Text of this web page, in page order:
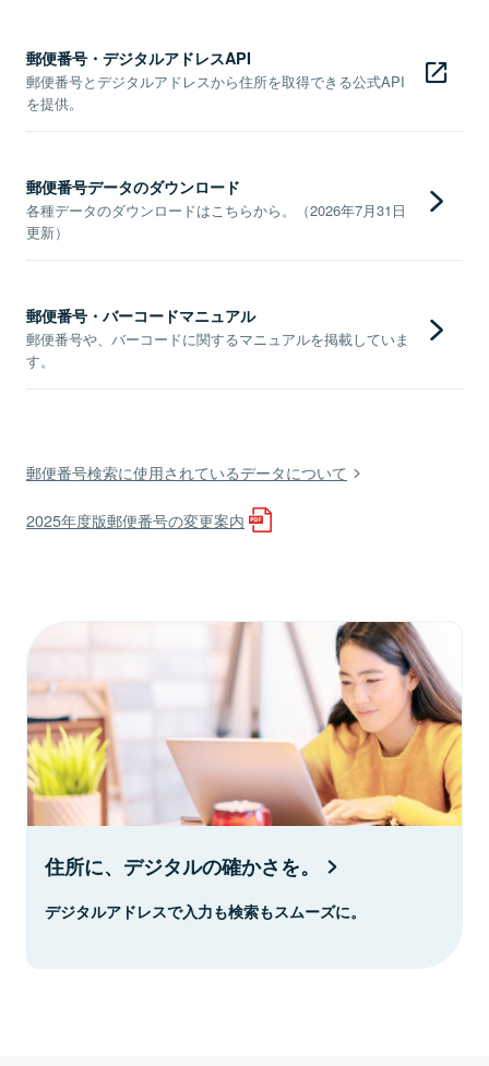
郵便番号・デジタルアドレスAPI
郵便番号とデジタルアドレスから住所を取得できる公式API
を提供。
郵便番号データのダウンロード
各種データのダウンロードはこちらから。（2026年7月31日
更新）
郵便番号・バーコードマニュアル
郵便番号や、バーコードに関するマニュアルを掲載していま
す。
郵便番号検索に使用されているデータについて
2025年度版郵便番号の変更案内
住所に、デジタルの確かさを。
デジタルアドレスで入力も検索もスムーズに。